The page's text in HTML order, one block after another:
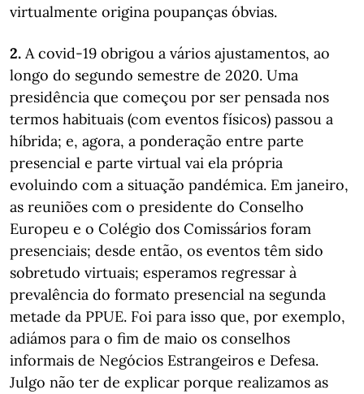
virtualmente origina poupanças óbvias.
2. A covid-19 obrigou a vários ajustamentos, ao
longo do segundo semestre de 2020. Uma
presidência que começou por ser pensada nos
termos habituais (com eventos físicos) passou a
híbrida; e, agora, a ponderação entre parte
presencial e parte virtual vai ela própria
evoluindo com a situação pandémica. Em janeiro,
as reuniões com o presidente do Conselho
Europeu e o Colégio dos Comissários foram
presenciais; desde então, os eventos têm sido
sobretudo virtuais; esperamos regressar à
prevalência do formato presencial na segunda
metade da PPUE. Foi para isso que, por exemplo,
adiámos para o fim de maio os conselhos
informais de Negócios Estrangeiros e Defesa.
Julgo não ter de explicar porque realizamos as